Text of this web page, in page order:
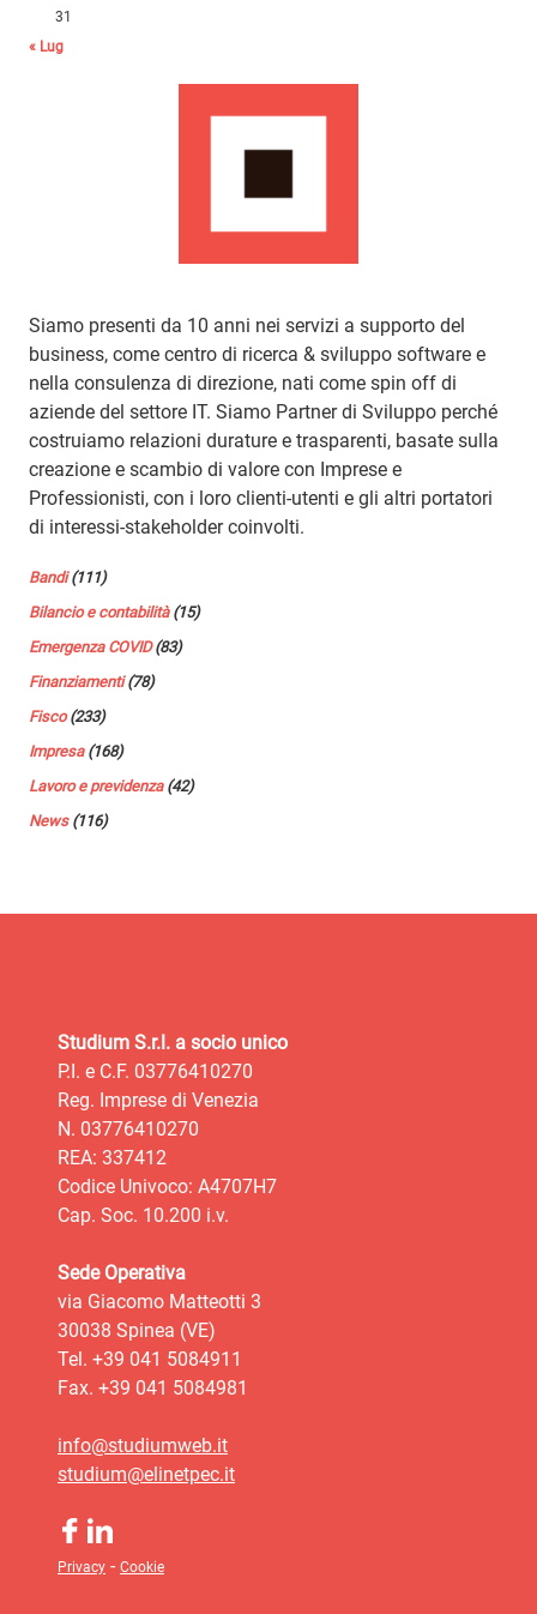
31
« Lug
Siamo presenti da 10 anni nei servizi a supporto del
business, come centro di ricerca & sviluppo software e
nella consulenza di direzione, nati come spin off di
aziende del settore IT. Siamo Partner di Sviluppo perché
costruiamo relazioni durature e trasparenti, basate sulla
creazione e scambio di valore con Imprese e
Professionisti, con i loro clienti-utenti e gli altri portatori
di interessi-stakeholder coinvolti.
Bandi(111)
Bilancio e contabilità(15)
Emergenza COVID(83)
Finanziamenti(78)
Fisco(233)
Impresa(168)
Lavoro e previdenza(42)
News(116)
Studium S.r.l. a socio unico
P.I. e C.F. 03776410270
Reg. Imprese di Venezia
N. 03776410270
REA: 337412
Codice Univoco: A4707H7
Cap. Soc. 10.200 i.v.
Sede Operativa
via Giacomo Matteotti 3
30038 Spinea (VE)
Tel. +39 041 5084911
Fax. +39 041 5084981
info@studiumweb.it
studium@elinetpec.it
Privacy - Cookie